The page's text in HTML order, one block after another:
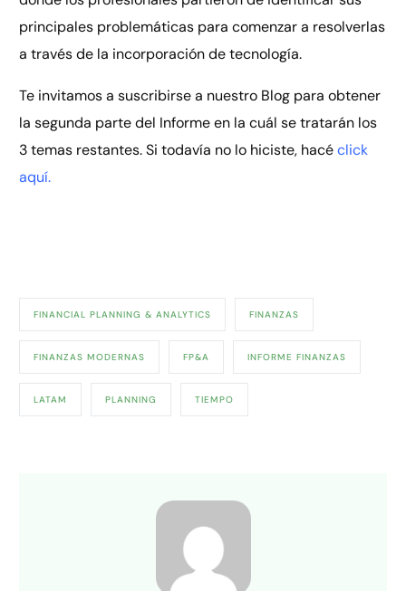
principales problemáticas para comenzar a resolverlas
a través de la incorporación de tecnología.
Te invitamos a suscribirse a nuestro Blog para obtener
la segunda parte del Informe en la cuál se tratarán los
3 temas restantes. Si todavía no lo hiciste, hacé click
aquí.
FINANCIAL PLANNING & ANALYTICS FINANZAS
FINANZAS MODERNAS FP&A INFORME FINANZAS
LATAM PLANNING TIEMPO